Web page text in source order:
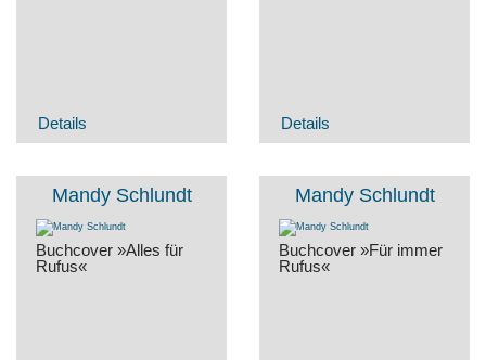
Details Details
Mandy Schlundt
Buchcover »Alles für
Rufus«
Mandy Schlundt
Buchcover »Für immer
Rufus«